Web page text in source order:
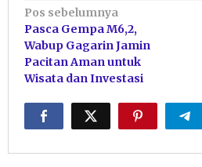
Navigasi
pos
Pos sebelumnya
Pasca Gempa M6,2,
Wabup Gagarin Jamin
Pacitan Aman untuk
Wisata dan Investasi